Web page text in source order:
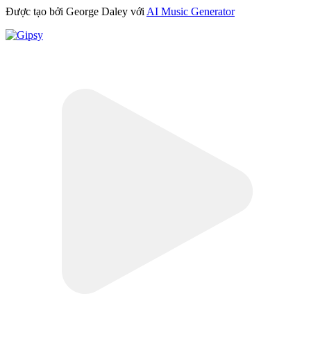
Được tạo bởi George Daley với AI Music Generator